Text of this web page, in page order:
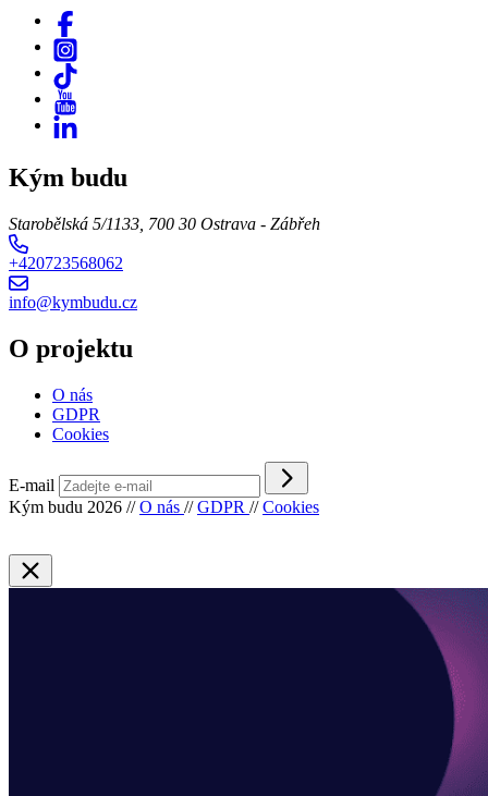
Kým budu
Starobělská 5/1133, 700 30 Ostrava - Zábřeh
+420723568062
info@kymbudu.cz
O projektu
O nás
GDPR
Cookies
E-mail
Kým budu 2026 // O nás // GDPR // Cookies